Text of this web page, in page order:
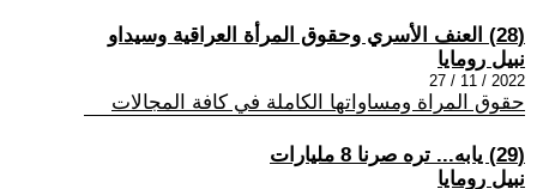
(28) العنف الأسري وحقوق المرأة العراقية وسيداو
نبيل رومايا
2022 / 11 / 27
حقوق المراة ومساواتها الكاملة في كافة المجالات
(29) يابه... تره صرنا 8 مليارات
نبيل رومايا